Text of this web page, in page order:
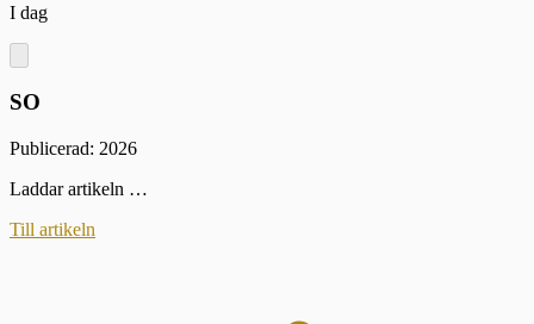
I dag
SO
Publicerad: 2026
Laddar artikeln …
Till artikeln